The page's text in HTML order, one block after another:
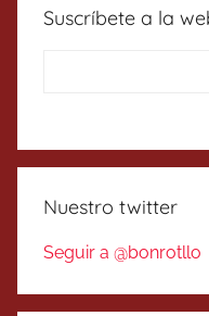
Suscríbete a la
Nuestro twitter
Seguir a @bonrotllo